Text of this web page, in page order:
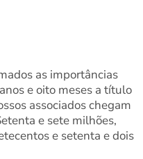
as importâncias
e oito meses a título
associados chegam
e sete milhões,
e setenta e dois